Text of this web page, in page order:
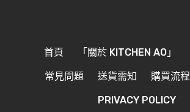
首頁 「關於 KITCHEN AO」
常見問題 送貨需知 購買流程
PRIVACY POLICY